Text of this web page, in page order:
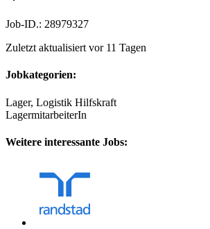
Job-ID.: 28979327
Zuletzt aktualisiert vor 11 Tagen
Jobkategorien:
Lager, Logistik Hilfskraft
LagermitarbeiterIn
Weitere interessante Jobs: